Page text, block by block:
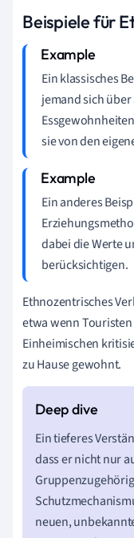
Beispiele für
Ein klassisches
jemand sich
sie von den
Ein anderes
dabei die Werte
berücksichtigen.
Ethnozentrisches
etwa wenn
Einheimischen
zu Hause gewohnt.
Ein tieferes
dass er nicht nur
neuen,